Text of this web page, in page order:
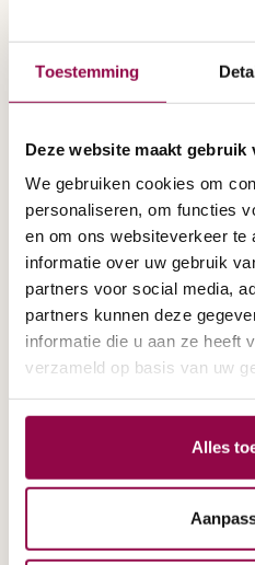
Toestemming
Deze website maakt gebruik
We gebruiken cookies om
personaliseren, om functies
en om ons websiteverkeer te
informatie over uw gebruik
partners voor social media,
partners kunnen deze
informatie die u aan ze heeft
verzameld op basis van uw
Alles
Aanhef
De heer
Uw achternaam
Uw straat
Uw huisnummer